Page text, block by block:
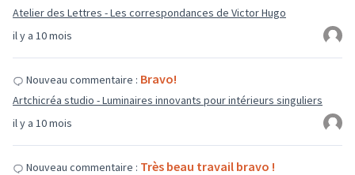
il y a 10 mois
Atelier des Lettres - Les correspondances de Victor Hugo
il y a 10 mois
Nouveau commentaire : Bravo!
Artchicréa studio - Luminaires innovants pour intérieurs singuliers
Nouveau commentaire : Très beau travail bravo !